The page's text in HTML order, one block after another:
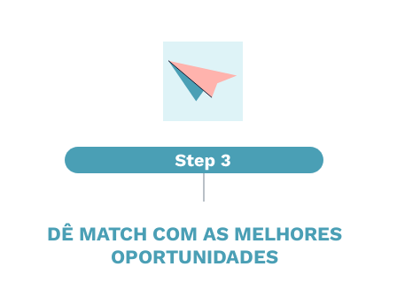
DÊ MATCH COM AS MELHORES
OPORTUNIDADES